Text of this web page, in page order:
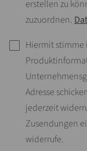
erstellen zu
zuzuordnen.
Hiermit stimme
Adresse
jederzeit
Zusendungen
widerrufe.